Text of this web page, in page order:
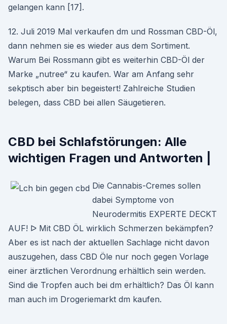
gelangen kann [17].
12. Juli 2019 Mal verkaufen dm und Rossman CBD-Öl,
dann nehmen sie es wieder aus dem Sortiment.
Warum Bei Rossmann gibt es weiterhin CBD-Öl der
Marke „nutree“ zu kaufen. War am Anfang sehr
sekptisch aber bin begeistert! Zahlreiche Studien
belegen, dass CBD bei allen Säugetieren.
CBD bei Schlafstörungen: Alle
wichtigen Fragen und Antworten |
Die Cannabis-Cremes sollen
dabei Symptome von
Neurodermitis EXPERTE DECKT
AUF! ᐅ Mit CBD ÖL wirklich Schmerzen bekämpfen?
Aber es ist nach der aktuellen Sachlage nicht davon
auszugehen, dass CBD Öle nur noch gegen Vorlage
einer ärztlichen Verordnung erhältlich sein werden.
Sind die Tropfen auch bei dm erhältlich? Das Öl kann
man auch im Drogeriemarkt dm kaufen.